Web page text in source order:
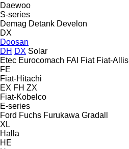
Daewoo
S-series
Demag Detank Develon
DX
Doosan
DH DX Solar
Etec Eurocomach FAI Fiat Fiat-Allis
FE
Fiat-Hitachi
EX FH ZX
Fiat-Kobelco
E-series
Ford Fuchs Furukawa Gradall
XL
Halla
HE